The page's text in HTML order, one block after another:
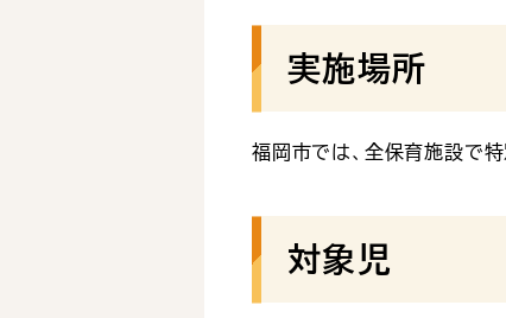
実施場所
福岡市では、全保育施設で特
対象児